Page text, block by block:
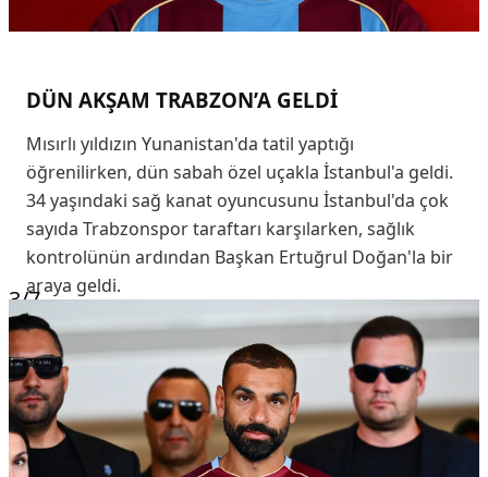
DÜN AKŞAM TRABZON’A GELDİ
Mısırlı yıldızın Yunanistan'da tatil yaptığı
öğrenilirken, dün sabah özel uçakla İstanbul'a geldi.
34 yaşındaki sağ kanat oyuncusunu İstanbul'da çok
sayıda Trabzonspor taraftarı karşılarken, sağlık
kontrolünün ardından Başkan Ertuğrul Doğan'la bir
araya geldi.
3/7